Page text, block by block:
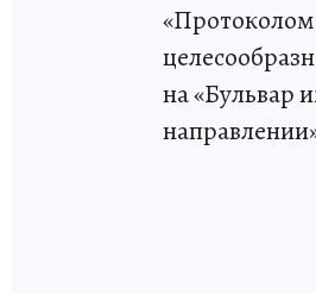
на «Бульвар